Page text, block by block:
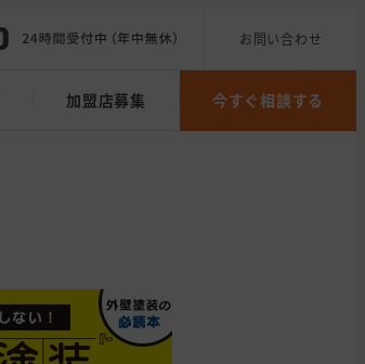
お問い合わせ
加盟店募集 今すぐ相談する